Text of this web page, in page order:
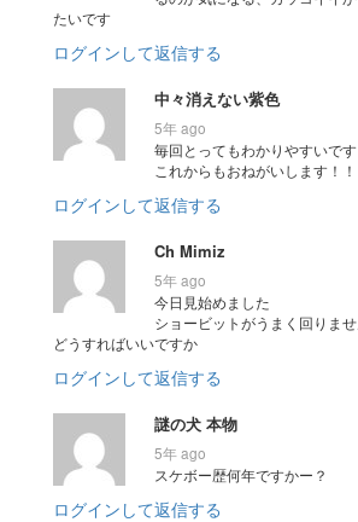
たいです
ログインして返信する
中々消えない紫色
5年 ago
毎回とってもわかりやすいです
これからもおねがいします！！
ログインして返信する
Ch Mimiz
5年 ago
今日見始めました
ショービットがうまく回りま
どうすればいいですか
ログインして返信する
謎の犬 本物
5年 ago
スケボー歴何年ですかー？
ログインして返信する